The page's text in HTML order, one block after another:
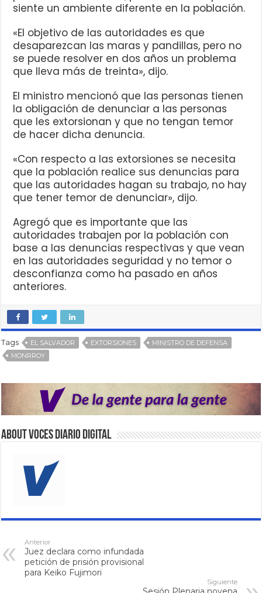
siente un ambiente diferente en la población.
«El objetivo de las autoridades es que
desaparezcan las maras y pandillas, pero no
se puede resolver en dos años un problema
que lleva más de treinta», dijo.
El ministro mencionó que las personas tienen
la obligación de denunciar a las personas
que les extorsionan y que no tengan temor
de hacer dicha denuncia.
«Con respecto a las extorsiones se necesita
que la población realice sus denuncias para
que las autoridades hagan su trabajo, no hay
que tener temor de denunciar», dijo.
Agregó que es importante que las
autoridades trabajen por la población con
base a las denuncias respectivas y que vean
en las autoridades seguridad y no temor o
desconfianza como ha pasado en años
anteriores.
Tags EL SALVADOR EXTORSIONES
MINISTRO DE DEFENSA
MONRROY
About VOCES Diario digital
Anterior
Juez declara como infundada
petición de prisión provisional
para Keiko Fujimori
Siguiente